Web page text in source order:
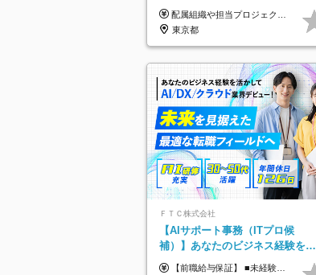
配属組織や担当プロジェクトにより異なります。 ▼参考情報 ----------------------- 年俸650万～（1/12を月々支給） ※経験、能力を考慮の上、当社規定により優遇いたします。 ※時間外、休日出勤、深夜手当に対する賃金も基本年俸に含みます。
東京都
ＦＴＣ株式会社
【AIサポート事務（ITプロ候
補）】あなたのビジネス経験をAI
業界で活かす◆IT未経験OK◆目指
【前職給与保証】 ■未経験者： 月給30万円～35万円 ■ローキャリア（経験目安1年程度）： 月給35万円～40万円 ■経験者（経験目安3年以上）： 月給40万円～60万円 ■即戦力（経験目安5年以上）： 月給45万円～80万円 ※上記金額には固定残業代30時間分 【未経験者5万5000円～7万3000円、 ローキャリア6万4000円～7万3000円、 経験者5万8000円～10万9000円、 即戦力8万2000円～14万5000円】を含みます。 ※30時間を超える場合は追加で全額支給します。 ※経験・能力・前職給与などを総合的に評価したうえでご納得いただけるよう個別決定。 未経験者の場合、前職給与とポテンシャルを査定のうえ決定いたします。 ※日本国内でのIT業界経験、または同等の実務経験と能力に応じて決定します。 ※前職給与は日本円かつ、日本国内での実績に基づき評価します。 【納得の評価システム】 ★クォーター毎に査定する評価制度導入！ 明確な評価基準で翌年度年収を上げましょう！ ★評価対象期間に在籍中のほとんどの社員が昇給し 年収アップを実現しています！ ★様々なインセンティブ制度を用意し多角的に正当評価しています！ ※試用期間6カ月（期間中の待遇等に差異なし）